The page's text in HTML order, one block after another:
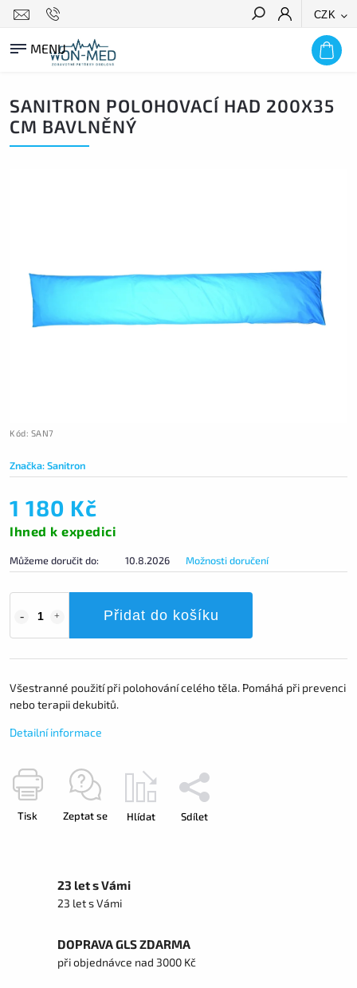
CZK
HLEDAT
SANITRON POLOHOVACÍ HAD 200X35
CM BAVLNĚNÝ
Kód: SAN7
Značka:Sanitron
1 180 Kč
Ihned k expedici
Můžeme doručit do: 10.8.2026 Možnosti doručení
Přidat do košíku
Všestranné použití při polohování celého těla. Pomáhá při prevenci
nebo terapii dekubitů.
Detailní informace
Tisk Zeptat se Hlídat Sdílet
23 let s Vámi
23 let s Vámi
DOPRAVA GLS ZDARMA
při objednávce nad 3000 Kč